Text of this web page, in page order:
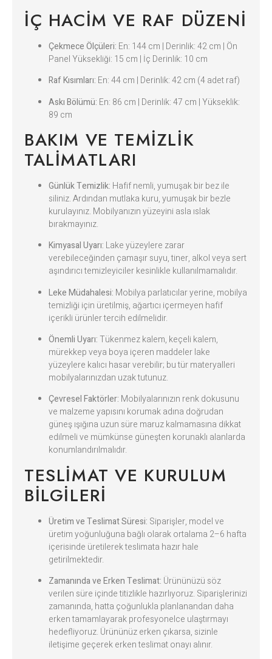
İÇ HACIM VE RAF DÜZENI
Çekmece Ölçüleri: En: 144 cm | Derinlik: 42 cm | Ön
Panel Yüksekliği: 15 cm | İç Derinlik: 10 cm
Raf Kısımları: En: 44 cm | Derinlik: 42 cm (4 adet raf)
Askı Bölümü: En: 86 cm | Derinlik: 47 cm | Yükseklik:
89 cm
BAKIM VE TEMIZLIK
TALIMATLARI
Günlük Temizlik: Hafif nemli, yumuşak bir bez ile
siliniz. Ardından mutlaka kuru, yumuşak bir bezle
kurulayınız. Mobilyanızın yüzeyini asla ıslak
bırakmayınız.
Kimyasal Uyarı: Lake yüzeylere zarar
verebileceğinden çamaşır suyu, tiner, alkol veya sert
aşındırıcı temizleyiciler kesinlikle kullanılmamalıdır.
Leke Müdahalesi: Mobilya parlatıcılar yerine, mobilya
temizliği için üretilmiş, ağartıcı içermeyen hafif
içerikli ürünler tercih edilmelidir.
Önemli Uyarı:Tükenmez kalem, keçeli kalem,
mürekkep veya boya içeren maddeler lake
yüzeylere kalıcı hasar verebilir; bu tür materyalleri
mobilyalarınızdan uzak tutunuz.
Çevresel Faktörler: Mobilyalarınızın renk dokusunu
ve malzeme yapısını korumak adına doğrudan
güneş ışığına uzun süre maruz kalmamasına dikkat
edilmeli ve mümkünse güneşten korunaklı alanlarda
konumlandırılmalıdır.
TESLIMAT VE KURULUM
BILGILERI
Üretim ve Teslimat Süresi: Siparişler, model ve
üretim yoğunluğuna bağlı olarak ortalama 2–6 hafta
içerisinde üretilerek teslimata hazır hale
getirilmektedir.
Zamanında ve Erken Teslimat: Ürününüzü söz
verilen süre içinde titizlikle hazırlıyoruz. Siparişlerinizi
zamanında, hatta çoğunlukla planlanandan daha
erken tamamlayarak profesyonelce ulaştırmayı
hedefliyoruz. Ürününüz erken çıkarsa, sizinle
iletişime geçerek erken teslimat onayı alınır.